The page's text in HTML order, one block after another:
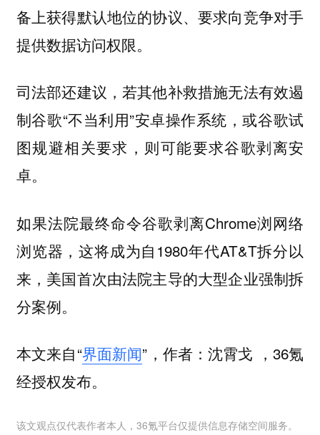
备上获得默认地位的协议、要求向竞争对手
提供数据访问权限。
司法部还建议，若其他补救措施无法有效遏
制谷歌“不当利用”安卓操作系统，或谷歌试
图规避相关要求，则可能要求谷歌剥离安
卓。
如果法院最终命令谷歌剥离Chrome浏网络
浏览器，这将成为自1980年代AT&T拆分以
来，美国首次由法院主导的大型企业强制拆
分案例。
本文来自“界面新闻”，作者：沈霄戈 ，36氪
经授权发布。
该文观点仅代表作者本人，36氪平台仅提供信息存储空间服务。